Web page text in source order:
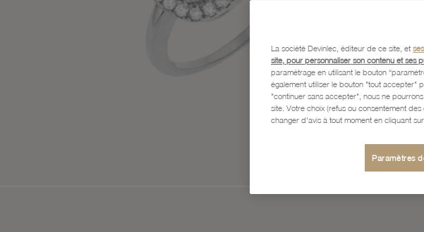
La société Devinlec, éditeur de ce site, et
site, pour personnaliser son contenu et ses
paramétrage en utilisant le bouton
également utiliser le bouton "tout accepter"
"continuer sans accepter", nous ne
site. Votre choix (refus ou consentement
changer d'avis à tout moment en cliquant
Paramètres